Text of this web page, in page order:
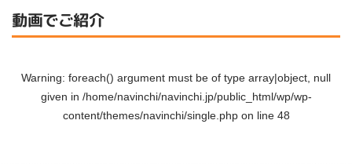
動画でご紹介
Warning: foreach() argument must be of type array|object, null
given in /home/navinchi/navinchi.jp/public_html/wp/wp-
content/themes/navinchi/single.phpon line 48